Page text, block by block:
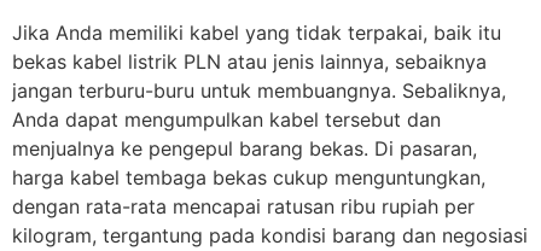
Jika Anda memiliki kabel yang tidak terpakai, baik itu
bekas kabel listrik PLN atau jenis lainnya, sebaiknya
jangan terburu-buru untuk membuangnya. Sebaliknya,
Anda dapat mengumpulkan kabel tersebut dan
menjualnya ke pengepul barang bekas. Di pasaran,
harga kabel tembaga bekas cukup menguntungkan,
dengan rata-rata mencapai ratusan ribu rupiah per
kilogram, tergantung pada kondisi barang dan negosiasi